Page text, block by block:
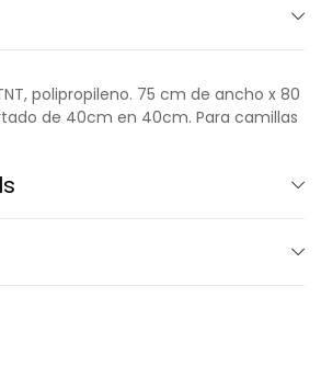
polipropileno. 75 cm de ancho x 80
de 40cm en 40cm. Para camillas